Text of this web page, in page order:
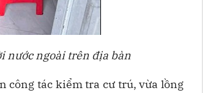
nước ngoài trên địa bàn
công tác kiểm tra cư trú, vừa lồng